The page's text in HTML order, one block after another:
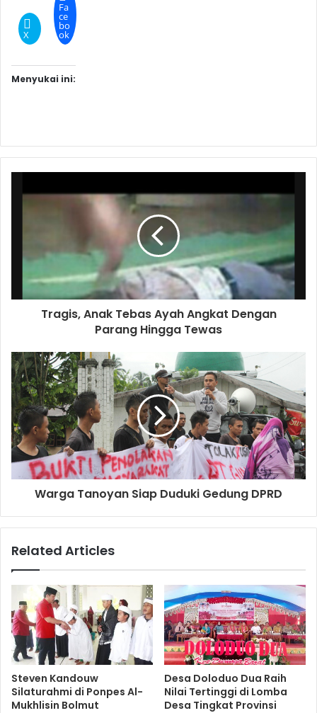
X
Fa
ce
bo
ok
Menyukai ini:
Tragis, Anak Tebas Ayah Angkat Dengan
Parang Hingga Tewas
Warga Tanoyan Siap Duduki Gedung DPRD
Related Articles
Steven Kandouw
Silaturahmi di Ponpes Al-
Mukhlisin Bolmut
Desa Doloduo Dua Raih
Nilai Tertinggi di Lomba
Desa Tingkat Provinsi